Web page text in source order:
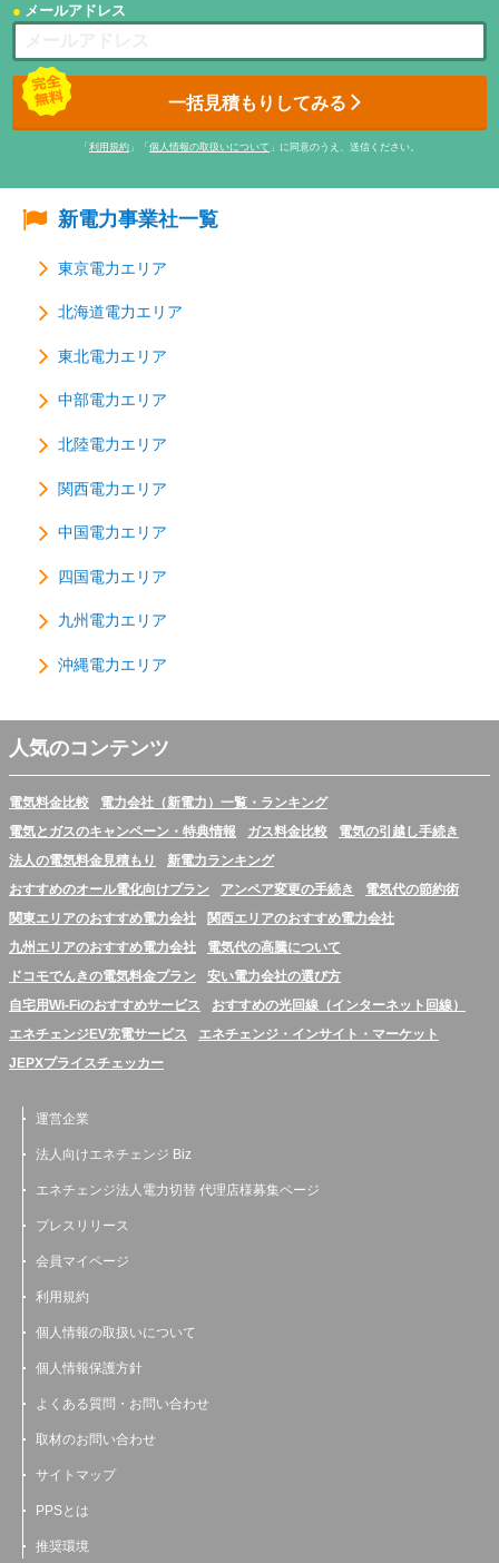
メールアドレス
一括見積もりしてみる
「 利用規約 」「 個人情報の取扱いについて 」に同意のうえ、送信ください。
新電力事業社一覧
東京電力エリア
北海道電力エリア
東北電力エリア
中部電力エリア
北陸電力エリア
関西電力エリア
中国電力エリア
四国電力エリア
九州電力エリア
沖縄電力エリア
人気のコンテンツ
電気料金比較
電力会社（新電力）一覧・ランキング
電気とガスのキャンペーン・特典情報
ガス料金比較
電気の引越し手続き
法人の電気料金見積もり
新電力ランキング
おすすめのオール電化向けプラン
アンペア変更の手続き
電気代の節約術
関東エリアのおすすめ電力会社
関西エリアのおすすめ電力会社
九州エリアのおすすめ電力会社
電気代の高騰について
ドコモでんきの電気料金プラン
安い電力会社の選び方
自宅用Wi-Fiのおすすめサービス
おすすめの光回線（インターネット回線）
エネチェンジEV充電サービス
エネチェンジ・インサイト・マーケット
JEPXプライスチェッカー
運営企業
法人向けエネチェンジ Biz
エネチェンジ法人電力切替 代理店様募集ページ
プレスリリース
会員マイページ
利用規約
個人情報の取扱いについて
個人情報保護方針
よくある質問・お問い合わせ
取材のお問い合わせ
サイトマップ
PPSとは
推奨環境